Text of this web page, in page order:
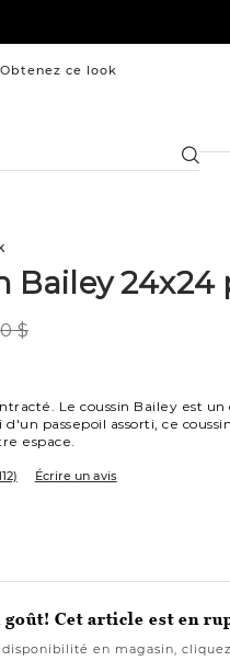
Obtenez ce look
Bailey 24x24
$
Le coussin Bailey est
passepoil assorti, ce
espace.
Écrire un avis
goût! Cet article est en
en magasin,